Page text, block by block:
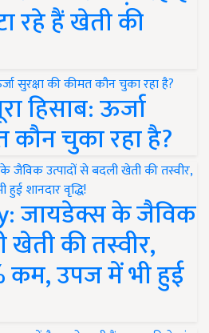
रहे हैं खेती की
हिसाब: ऊर्जा
कौन चुका रहा है?
जायडेक्स के जैविक
खेती की तस्वीर,
कम, उपज में भी हुई